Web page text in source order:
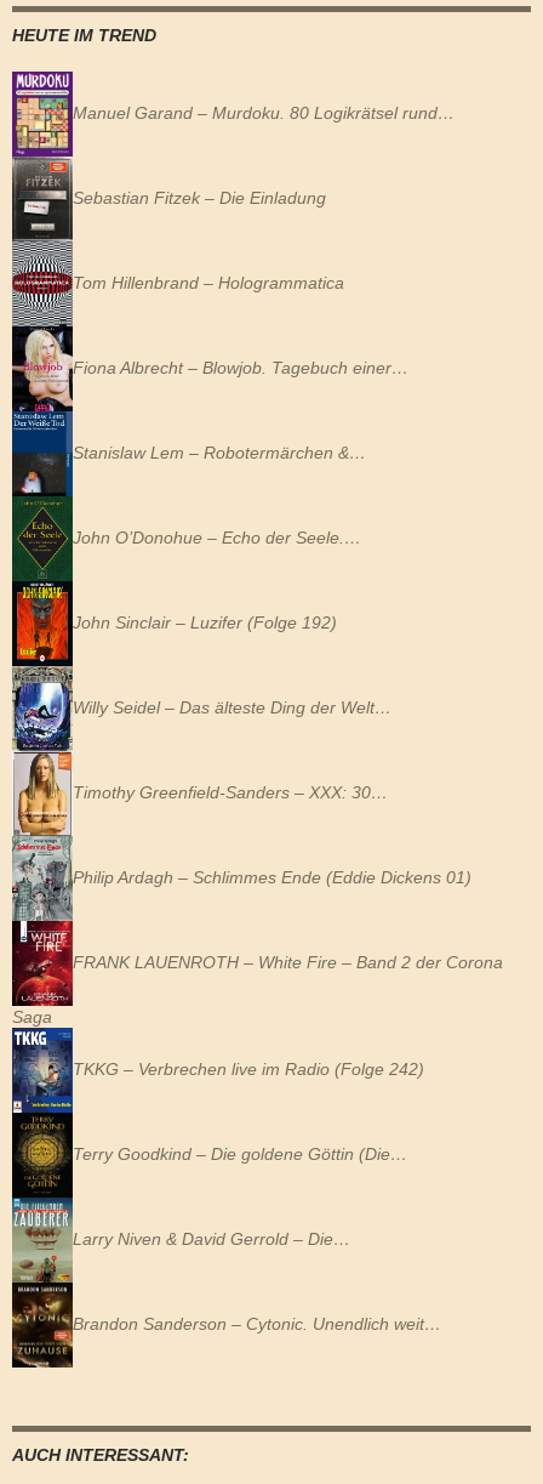
HEUTE IM TREND
Manuel Garand – Murdoku. 80 Logikrätsel rund…
Sebastian Fitzek – Die Einladung
Tom Hillenbrand – Hologrammatica
Fiona Albrecht – Blowjob. Tagebuch einer…
Stanislaw Lem – Robotermärchen &…
John O’Donohue – Echo der Seele.…
John Sinclair – Luzifer (Folge 192)
Willy Seidel – Das älteste Ding der Welt…
Timothy Greenfield-Sanders – XXX: 30…
Philip Ardagh – Schlimmes Ende (Eddie Dickens 01)
FRANK LAUENROTH – White Fire – Band 2 der Corona
Saga
TKKG – Verbrechen live im Radio (Folge 242)
Terry Goodkind – Die goldene Göttin (Die…
Larry Niven & David Gerrold – Die…
Brandon Sanderson – Cytonic. Unendlich weit…
AUCH INTERESSANT: